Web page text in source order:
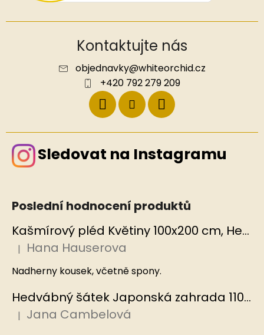
Kontaktujte nás
objednavky@whiteorchid.cz
+420 792 279 209
Sledovat na Instagramu
Poslední hodnocení produktů
Kašmírový pléd Květiny 100x200 cm, Hedvábný svět
Hodnocení produktu je 5 z 5 hvězdiček.
| Hana Hauserova
Nadherny kousek, včetně spony.
Hedvábný šátek Japonská zahrada 110x110 cm v dárkovém balení, HEDVÁBNÝ SVĚT
Hodnocení produktu je 5 z 5 hvězdiček.
| Jana Cambelová